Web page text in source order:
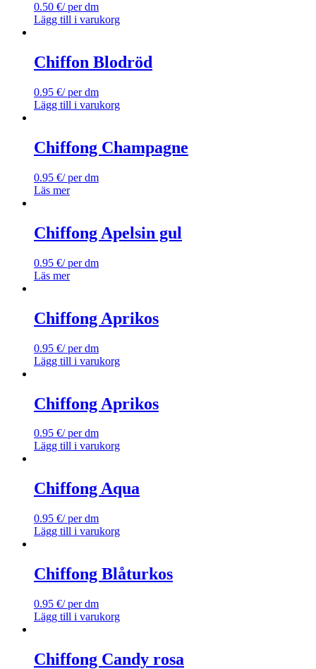
0.50 €/ per dm
Lägg till i varukorg
Chiffon Blodröd
0.95 €/ per dm
Lägg till i varukorg
Chiffong Champagne
0.95 €/ per dm
Läs mer
Chiffong Apelsin gul
0.95 €/ per dm
Läs mer
Chiffong Aprikos
0.95 €/ per dm
Lägg till i varukorg
Chiffong Aprikos
0.95 €/ per dm
Lägg till i varukorg
Chiffong Aqua
0.95 €/ per dm
Lägg till i varukorg
Chiffong Blåturkos
0.95 €/ per dm
Lägg till i varukorg
Chiffong Candy rosa